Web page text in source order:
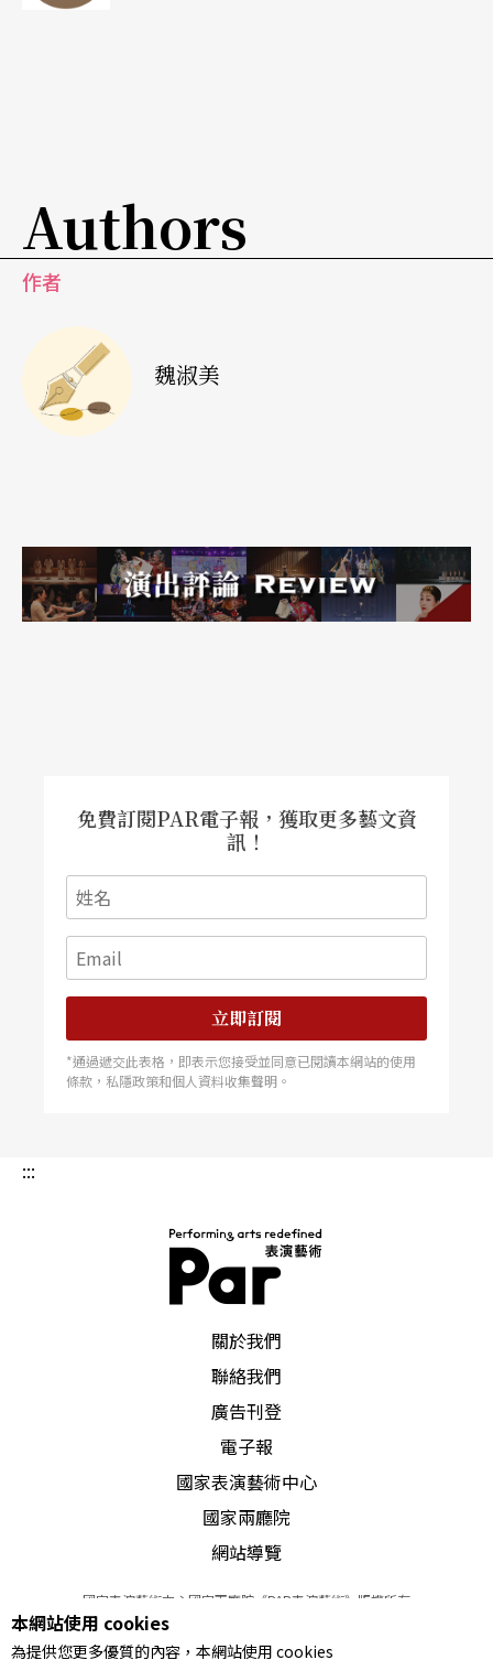
別或動作系統的制約及局限。史都華全心全意用身
體去感受環境裡的千變萬化可能比一般舞者更為敏
銳，隨之反射出來的動作也較為直接而純粹。不做
太多智性的分解與預設，史都華對感覺的全然信任
與接受幫助敕使川原更清楚地看見舞蹈的緣起生
滅。
To let oneself play in the perceived environment..
The moment, which lets one be as it is, with its he
在感知覺察的環境下戲耍，
這一刻，還原自我，至純至淨，
無所抗拒，如此真誠，就從本我的能量中綻放開
There, we encounter the life which emits light fro
m within itself.
一具透光晶亮的身體。
對敕使川原而言，在返樸歸真的環境中，我們藉由
聲音及光影等媒介的傳導，領受生命的不同面相，
納只在程度上有著微細差異，如同身體沒有絕對靜
Authors
作者
魏淑美
免費訂閱PAR電子報，獲取更多藝文資
訊！
立即訂閱
*通過遞交此表格，即表示您接受並同意已閱讀本網站的使用
條款，私隱政策和個人資料收集聲明。
:::
關於我們
聯絡我們
廣告刊登
電子報
國家表演藝術中心
國家兩廳院
網站導覽
國家表演藝術中心國家兩廳院《PAR表演藝術》版權所有
© 2022Performing arts redefined. All Rights Reserved
統一編號 Tax Id number 00973926
本網站使用 cookies
為提供您更多優質的內容，本網站使用 cookies